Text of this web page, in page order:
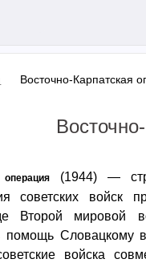
Восточно-Карпатская
операция
(1944) —
советских войск
Второй мировой
помощь Словацкому
войска